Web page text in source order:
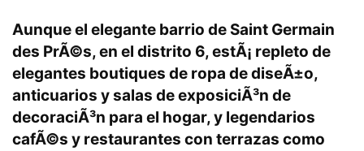
Aunque el elegante barrio de Saint Germain
des PrÃ©s, en el distrito 6, estÃ¡ repleto de
elegantes boutiques de ropa de diseÃ±o,
anticuarios y salas de exposiciÃ³n de
decoraciÃ³n para el hogar, y legendarios
cafÃ©s y restaurantes con terrazas como